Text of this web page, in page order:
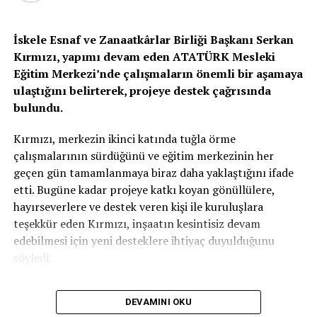
H.Ö. hakkında yasal işlem başlatıldı.
SOKAĞA ÇIKMA YASAĞINA UYMAYAN 11 KİŞİ
HAKKINDA YASAL İŞLEM BAŞLATILDI
Sokağa çıkma yasağı kapsamında son 24 saatte ülke
genelinde polis tarafından gerçekleştirilen denetimler
sonucu toplam 11 kişinin sokağa çıkma yasağını ihlal
ettiği, 1 iş yerinin ise kapama saatine riayet etmeyerek
yasal emirlere uymadığı tespit edildi.
Bahse konu şahıslar hakkında yasal işlem başlatıldı.
İLGİLİ KONU:
İskele Esnaf ve Zanaatkârlar Birliği Başkanı Serkan
Kırmızı, yapımı devam eden ATATÜRK Mesleki
Eğitim Merkezi’nde çalışmaların önemli bir aşamaya
ulaştığını belirterek, projeye destek çağrısında
bulundu.
Kırmızı, merkezin ikinci katında tuğla örme
çalışmalarının sürdüğünü ve eğitim merkezinin her
geçen gün tamamlanmaya biraz daha yaklaştığını ifade
etti. Bugüne kadar projeye katkı koyan gönüllülere,
hayırseverlere ve destek veren kişi ile kuruluşlara
teşekkür eden Kırmızı, inşaatın kesintisiz devam
edebilmesi için yeni desteklere ihtiyaç duyulduğunu
söyledi.
Özellikle tuğla başta olmak üzere çeşitli inşaat
malzemelerinin temin edilmesinin önem taşıdığını
DEVAMINI OKU